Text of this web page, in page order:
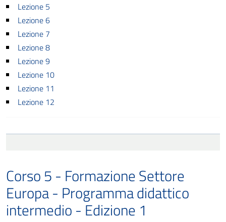
Lezione 5
Lezione 6
Lezione 7
Lezione 8
Lezione 9
Lezione 10
Lezione 11
Lezione 12
Corso 5 - Formazione Settore
Europa - Programma didattico
intermedio - Edizione 1